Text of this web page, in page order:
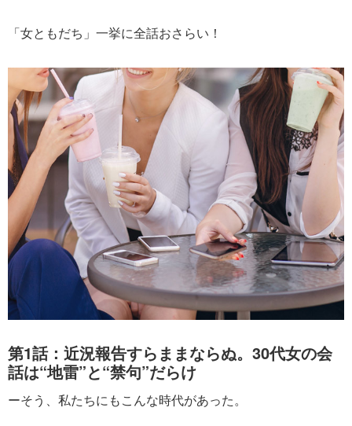
「女ともだち」一挙に全話おさらい！
第1話：近況報告すらままならぬ。30代女の会
話は“地雷”と“禁句”だらけ
ーそう、私たちにもこんな時代があった。